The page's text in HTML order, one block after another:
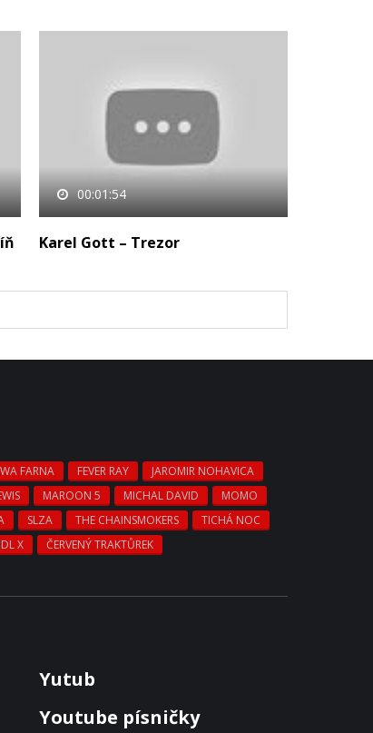
00:01:54
Karel Gott – Trezor
FARNA FEVER RAY
JAROMIR NOHAVICA
MAROON 5 MICHAL DAVID
MOMO
SLZA THE CHAINSMOKERS
TICHÁ NOC
X ČERVENÝ TRAKTŮREK
Yutub
Youtube písničky